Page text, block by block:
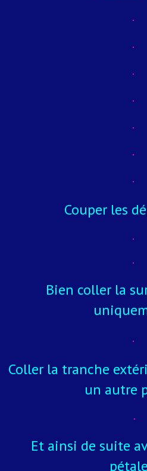
Couper les
Bien coller la
Coller la tranche
un autre
Et ainsi de suite